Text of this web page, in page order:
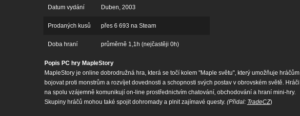
Datum vydání Duben, 2003
Prodaných kusů přes 6 693 na Steam
Doba hraní průměrně 1,1h (nejčastěji 0h)
Popis PC hry MapleStory
MapleStory je online dobrodružná hra, která se točí kolem "Maple světu", který umožňuje hráčům
bojovat proti monstrům a rozvíjet dovednosti a schopnosti svých postav v obrovském světě. Hráči
na spolu vzájemně komunikují on-line prostřednictvím chatování, obchodování a hraní mini-hry.
Skupiny hráčů mohou také spojit dohromady a plnit zajímavé questy.(Přidal: TradeCZ)